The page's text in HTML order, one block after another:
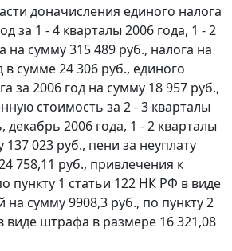
доначисления единого налога
за 1 - 4 кварталы 2006 года, 1 - 2
на сумму 315 489 руб., налога на
в сумме 24 306 руб., единого
за 2006 год на сумму 18 957 руб.,
стоимость за 2 - 3 кварталы
декабрь 2006 года, 1 - 2 кварталы
137 023 руб., пени за неуплату
758,11 руб., привлечения к
пункту 1 статьи 122 НК РФ в виде
сумму 9908,3 руб., по пункту 2
виде штрафа в размере 16 321,08